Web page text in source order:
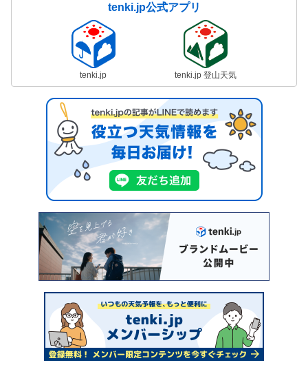
tenki.jp公式アプリ
tenki.jp tenki.jp 登山天気